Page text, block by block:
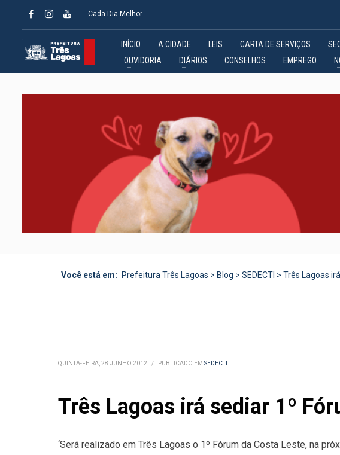
Cada Dia Melhor
INÍCIO A CIDADE LEIS CARTA DE SERVIÇOS
OUVIDORIA
DIÁRIOS CONSELHOS EMPREGO
Você está em: Prefeitura Três Lagoas > Blog > SEDECTI > Três Lagoas
QUINTA-FEIRA, 28 JUNHO 2012 / PUBLICADO EM SEDECTI
Três Lagoas irá sediar 1º
‘Será realizado em Três Lagoas o 1º Fórum da Costa Leste, na